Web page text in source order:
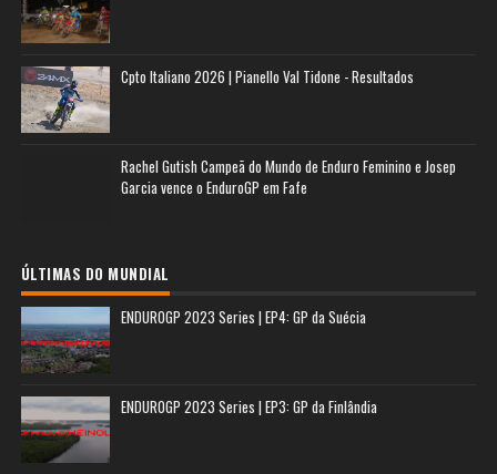
Cpto Italiano 2026 | Pianello Val Tidone - Resultados
Rachel Gutish Campeã do Mundo de Enduro Feminino e Josep
Garcia vence o EnduroGP em Fafe
ÚLTIMAS DO MUNDIAL
ENDUROGP 2023 Series | EP4: GP da Suécia
ENDUROGP 2023 Series | EP3: GP da Finlândia